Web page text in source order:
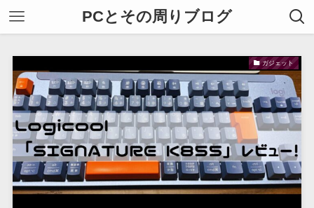
PCとその周りブログ
ガジェット